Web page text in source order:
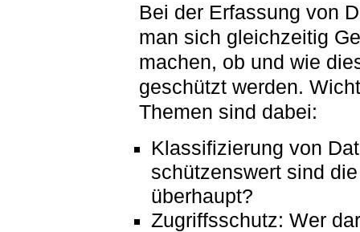
Bei der Erfassung von
man sich gleichzeitig
machen, ob und wie
geschützt werden.
Themen sind dabei:
Klassifizierung von
schützenswert sind
überhaupt?
Zugriffsschutz: Wer